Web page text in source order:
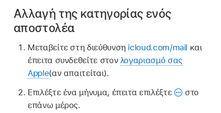
Αλλαγή της κατηγορίας ενός
αποστολέα
Μεταβείτε στη διεύθυνση icloud.com/mail και
έπειτα συνδεθείτε στον λογαριασμό σας
Apple(αν απαιτείται).
Επιλέξτε ένα μήνυμα, έπειτα επιλέξτε
στο
επάνω μέρος.